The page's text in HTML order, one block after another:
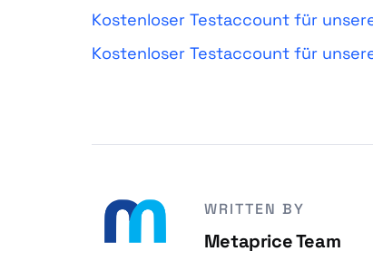
Kostenloser Testaccount für
Kostenloser Testaccount für
WRITTEN BY
Metaprice Team